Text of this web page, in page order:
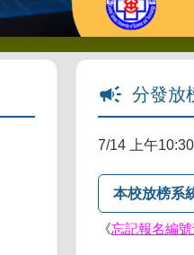
campaign 分發放
7/14 上午
本校放榜系
《忘記報名編